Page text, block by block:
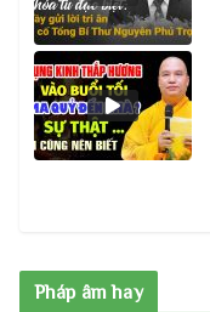
Pháp âm hay